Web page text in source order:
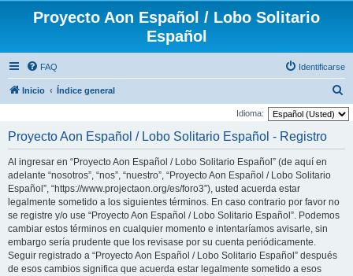
Proyecto Aon Español / Lobo Solitario
Español
FAQ Identificarse
Inicio Índice general
u
Idioma:
Proyecto Aon Español / Lobo Solitario Español - Registro
Al ingresar en “Proyecto Aon Español / Lobo Solitario Español” (de aquí en
adelante “nosotros”, “nos”, “nuestro”, “Proyecto Aon Español / Lobo Solitario
Español”, “https://www.projectaon.org/es/foro3”), usted acuerda estar
legalmente sometido a los siguientes términos. En caso contrario por favor no
se registre y/o use “Proyecto Aon Español / Lobo Solitario Español”. Podemos
cambiar estos términos en cualquier momento e intentaríamos avisarle, sin
embargo sería prudente que los revisase por su cuenta periódicamente.
Seguir registrado a “Proyecto Aon Español / Lobo Solitario Español” después
de esos cambios significa que acuerda estar legalmente sometido a esos